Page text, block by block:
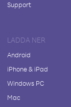
Support
LADDA NER
Android
iPhone & iPad
Windows PC
Mac